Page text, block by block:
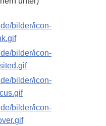
bilder/icon-
bilder/icon-
bilder/icon-
bilder/icon-